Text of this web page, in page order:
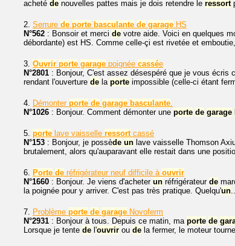
acheté de nouvelles pattes mais je dois retendre le ressort
2. Serrure de porte basculante de garage HS
N°562 : Bonsoir et merci de votre aide. Voici en quelques
débordante) est HS. Comme celle-çi est rivetée et
3. Ouvrir porte garage poignée cassée
N°2801 : Bonjour, C'est assez désespéré que je vous écris
rendant l'ouverture de la porte impossible (celle-ci étant
4. Démonter porte de garage basculante.
N°1026 : Bonjour. Comment démonter une porte de garage
5. porte lave vaisselle ressortcassé
N°153 : Bonjour, je possède un lave vaisselle Thomson
brutalement, alors qu'auparavant elle restait dans une
6. Porte de réfrigérateur neuf difficile à ouvrir
N°1660 : Bonjour. Je viens d'acheter un réfrigérateur de
la poignée pour y arriver. C'est pas très pratique. Quelqu'un
7. Problème porte de garage Novoferm
N°2931 : Bonjour à tous. Depuis ce matin, ma porte de
Lorsque je tente de l'ouvrir ou de la fermer, le moteur